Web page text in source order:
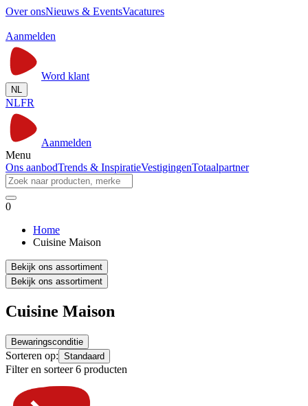
Over onsNieuws & EventsVacatures
Aanmelden
Word klant
NL
NLFR
Aanmelden
Menu
Ons aanbodTrends & InspiratieVestigingenTotaalpartner
0
Home
Cuisine Maison
Bekijk ons assortiment
Bekijk ons assortiment
Cuisine Maison
Bewaringsconditie
Sorteren op: Standaard
Filter en sorteer 6 producten